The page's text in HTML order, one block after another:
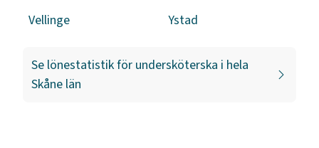
Vellinge Ystad
Se lönestatistik för undersköterska i hela
Skåne län